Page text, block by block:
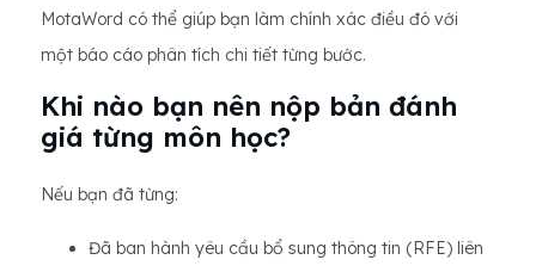
MotaWord có thể giúp bạn làm chính xác điều đó với
một báo cáo phân tích chi tiết từng bước.
Khi nào bạn nên nộp bản đánh
giá từng môn học?
Nếu bạn đã từng:
Đã ban hành yêu cầu bổ sung thông tin (RFE) liên